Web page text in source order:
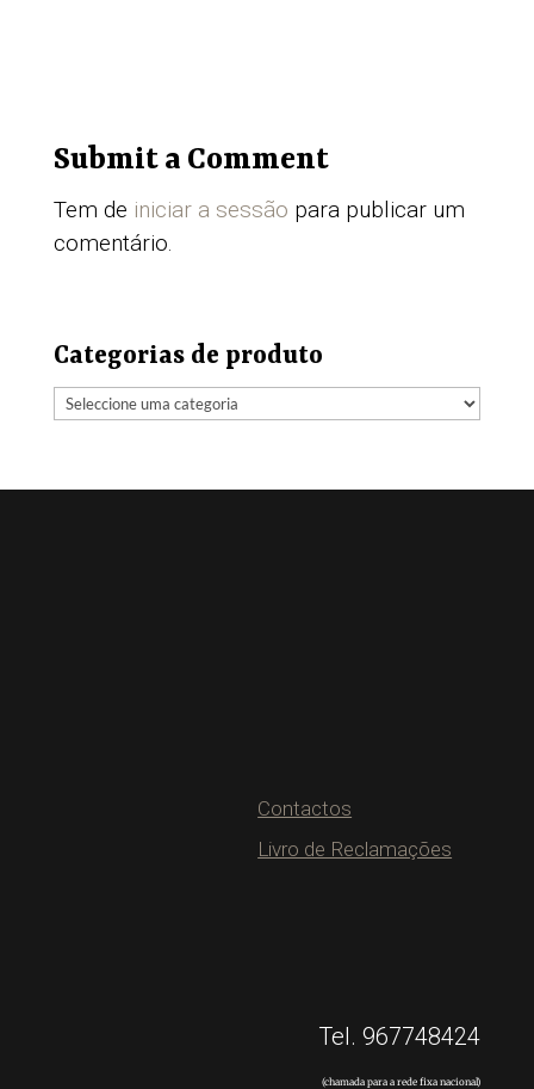
Submit a Comment
Tem de iniciar a sessão para publicar um
comentário.
Categorias de produto
Contactos
Livro de Reclamações
Tel. 967748424
(chamada para a rede fixa nacional)